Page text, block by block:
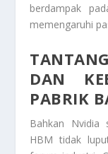
berdampak
memengaruhi
DAN
PABRIK
Bahkan Nvidia
HBM tidak